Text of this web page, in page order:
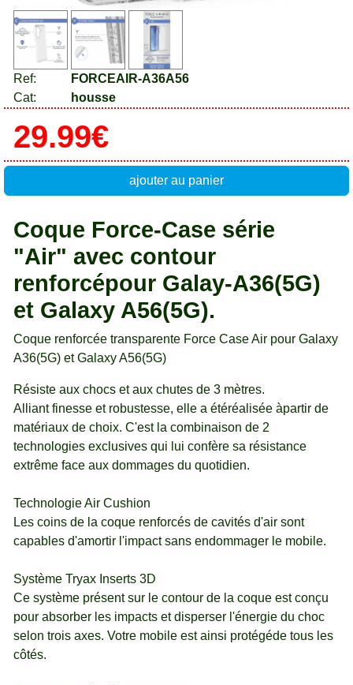
Ref:
FORCEAIR-A36A56
Cat:
housse
29.99€
ajouter au panier
Coque Force-Case série
"Air" avec contour
renforcépour Galay-A36(5G)
et Galaxy A56(5G).
Coque renforcée transparente Force Case Air pour Galaxy
A36(5G) et Galaxy A56(5G)
Résiste aux chocs et aux chutes de 3 mètres.
Alliant finesse et robustesse, elle a étéréalisée àpartir de
matériaux de choix. C'est la combinaison de 2
technologies exclusives qui lui confère sa résistance
extrême face aux dommages du quotidien.
Technologie Air Cushion
Les coins de la coque renforcés de cavités d'air sont
capables d'amortir l'impact sans endommager le mobile.
Système Tryax Inserts 3D
Ce système présent sur le contour de la coque est conçu
pour absorber les impacts et disperser l'énergie du choc
selon trois axes. Votre mobile est ainsi protégéde tous les
côtés.